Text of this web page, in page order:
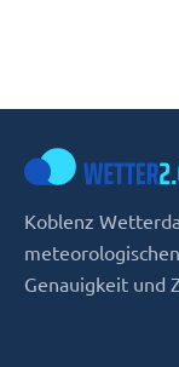
Koblenz
Genauigkeit und